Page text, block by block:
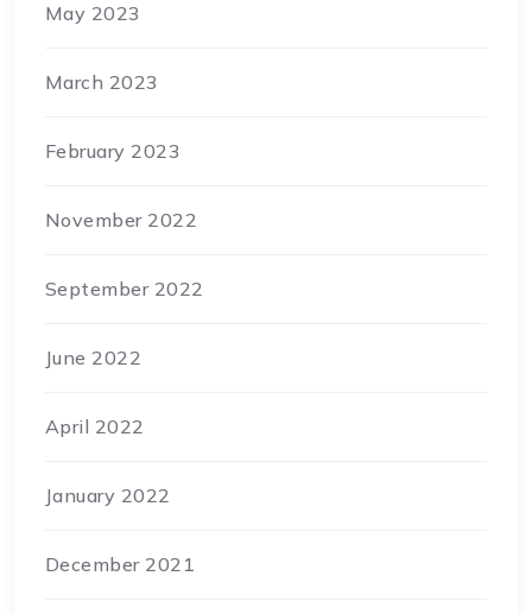
May 2023
March 2023
February 2023
November 2022
September 2022
June 2022
April 2022
January 2022
December 2021